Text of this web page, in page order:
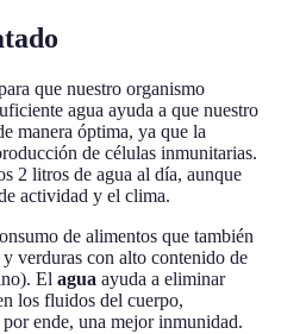
que nuestro organismo
agua ayuda a que nuestro
manera óptima, ya que la
de células inmunitarias.
2 litros de agua al día, aunque
actividad y el clima.
de alimentos que también
verduras con alto contenido de
El agua ayuda a eliminar
los fluidos del cuerpo,
ende, una mejor inmunidad.